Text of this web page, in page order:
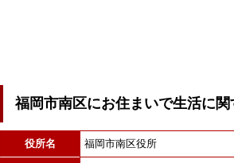
福岡市南区にお住まいで生活に
役所名 福岡市南区役所